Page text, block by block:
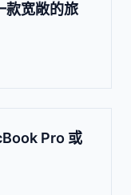
款宽敞的旅
Pro 或